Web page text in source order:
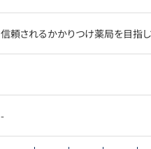
信頼されるかかりつけ薬局を目指
-